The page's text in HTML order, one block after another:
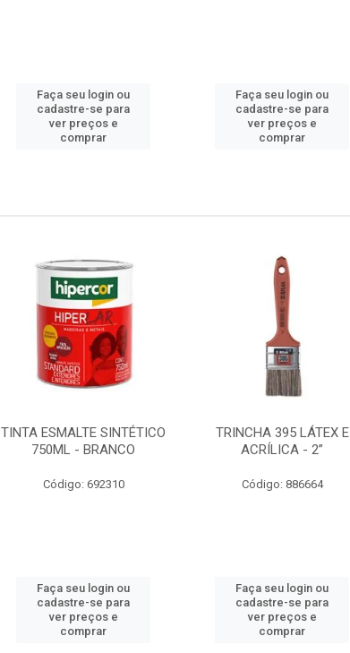
Faça seu login ou
cadastre-se para
ver preços e
comprar
Faça seu login ou
cadastre-se para
ver preços e
comprar
TINTA ESMALTE SINTÉTICO
750ML - BRANCO
Código: 692310
Faça seu login ou
cadastre-se para
ver preços e
comprar
TRINCHA 395 LÁTEX E
ACRÍLICA - 2”
Código: 886664
Faça seu login ou
cadastre-se para
ver preços e
comprar